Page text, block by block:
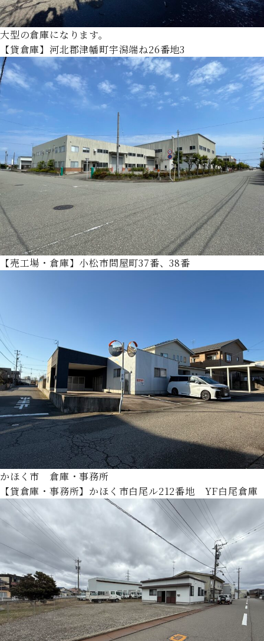
大型の倉庫になります。
【貸倉庫】河北郡津幡町宇潟端ね26番地3
【売工場・倉庫】小松市問屋町37番、38番
かほく市 倉庫・事務所
【貸倉庫・事務所】かほく市白尾ル212番地 YF白尾倉庫